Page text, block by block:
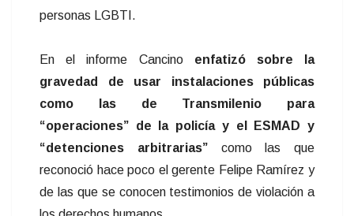
personas LGBTI.
En el informe Cancino enfatizó sobre la
gravedad de usar instalaciones públicas
como las de Transmilenio para
“operaciones” de la policía y el ESMAD y
“detenciones arbitrarias”como las que
reconoció hace poco el gerente Felipe Ramírez y
de las que se conocen testimonios de violación a